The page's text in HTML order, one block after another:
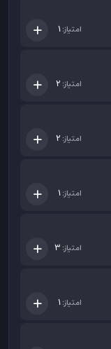
امتیاز:1
امتیاز: 2
امتیاز: 2
امتیاز:1
امتیاز: 3
امتیاز:1